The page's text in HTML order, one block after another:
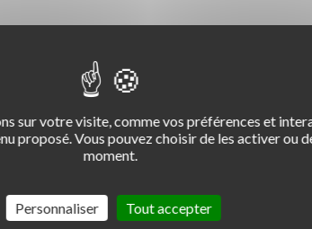
d'économies :
d’accès Suivi Pratique numérique
d’accès Pass Rousseau Tests + Cours
de Code B
sur votre visite, comme vos préférences et
proposé. Vous pouvez choisir de les activer ou
moment.
Tout accepter
Personnaliser